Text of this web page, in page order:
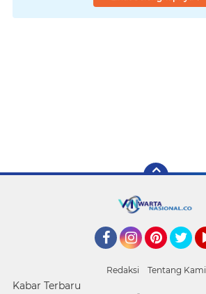
Redaksi Tentang Kami
Kabar Terbaru